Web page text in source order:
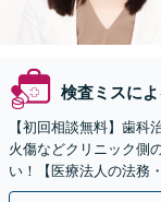
検査ミスに
【初回相談無料】歯
火傷などクリニック側
い！【医療法人の法務
ドバイスで、納得ので